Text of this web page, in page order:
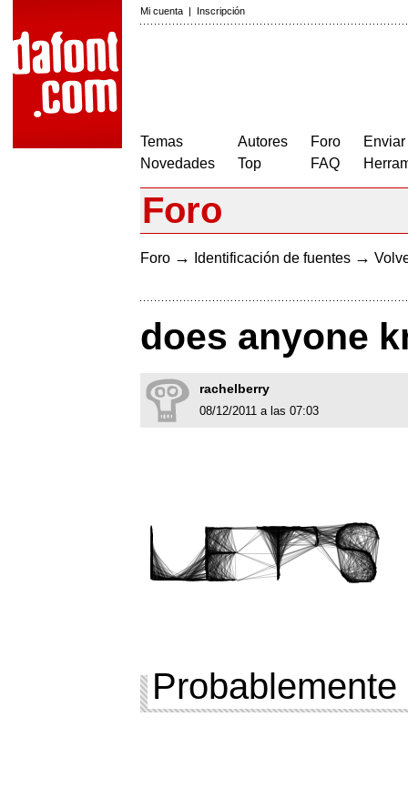
Mi cuenta | Inscripción
Temas
Novedades
Autores
Top
Foro
FAQ
Foro
Foro → Identificación de fuentes →
does anyone
rachelberry
08/12/2011 a las 07:03